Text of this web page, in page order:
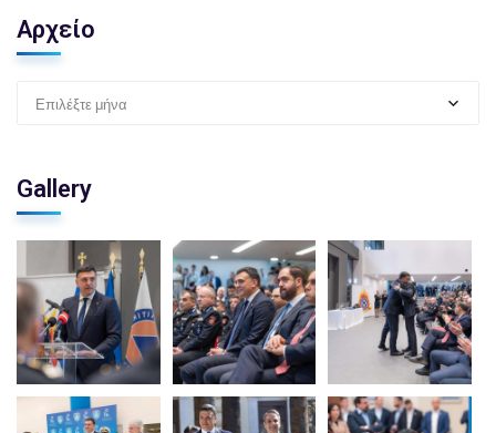
Αρχείο
Επιλέξτε μήνα
Gallery